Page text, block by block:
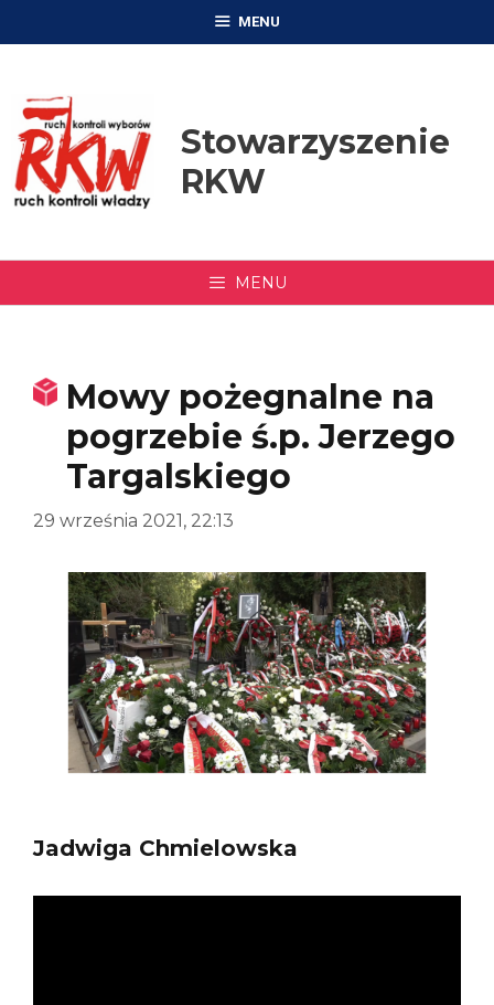
MENU
Stowarzyszenie
RKW
MENU
Mowy pożegnalne na
pogrzebie ś.p. Jerzego
Targalskiego
29 września 2021, 22:13
Jadwiga Chmielowska